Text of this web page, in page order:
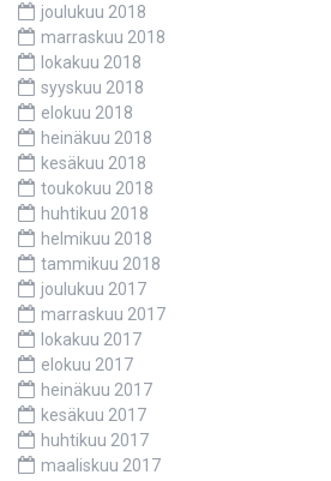
joulukuu 2018
marraskuu 2018
lokakuu 2018
syyskuu 2018
elokuu 2018
heinäkuu 2018
kesäkuu 2018
toukokuu 2018
huhtikuu 2018
helmikuu 2018
tammikuu 2018
joulukuu 2017
marraskuu 2017
lokakuu 2017
elokuu 2017
heinäkuu 2017
kesäkuu 2017
huhtikuu 2017
maaliskuu 2017